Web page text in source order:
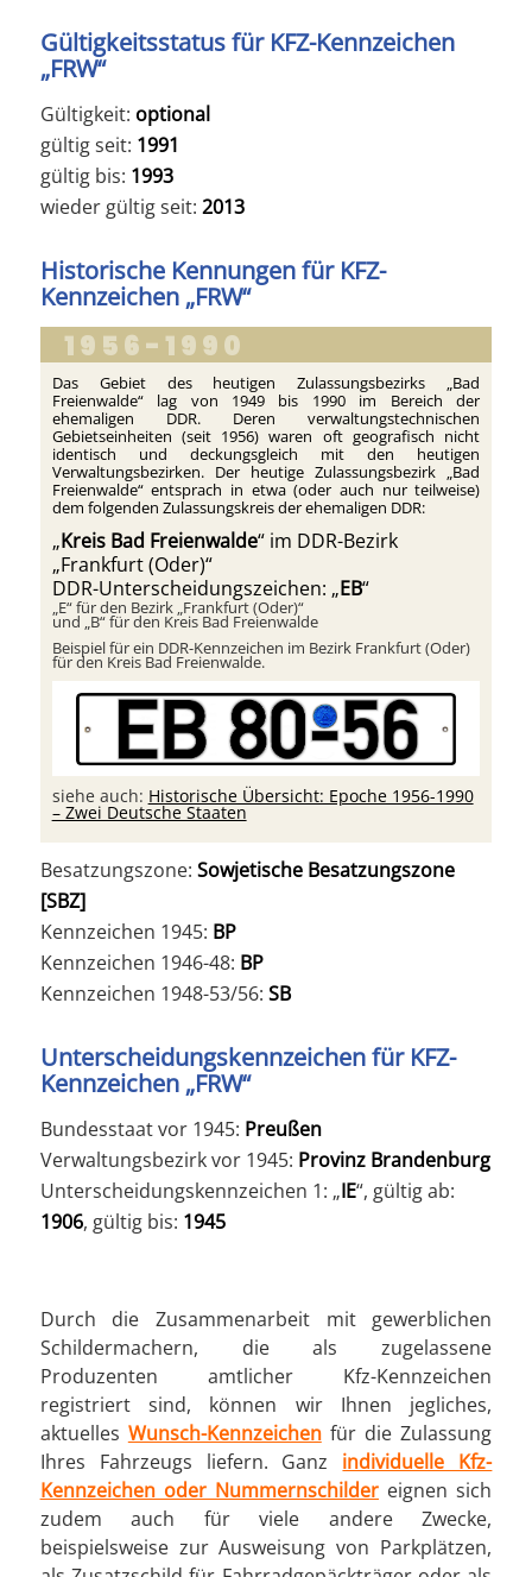
Gültigkeitsstatus für KFZ-Kennzeichen
„FRW“
Gültigkeit: optional
gültig seit: 1991
gültig bis: 1993
wieder gültig seit: 2013
Historische Kennungen für KFZ-
Kennzeichen „FRW“
1956-1990
Das Gebiet des heutigen Zulassungsbezirks „Bad
Freienwalde“ lag von 1949 bis 1990 im Bereich der
ehemaligen DDR. Deren verwaltungstechnischen
Gebietseinheiten (seit 1956) waren oft geografisch nicht
identisch und deckungsgleich mit den heutigen
Verwaltungsbezirken. Der heutige Zulassungsbezirk „Bad
Freienwalde“ entsprach in etwa (oder auch nur teilweise)
dem folgenden Zulassungskreis der ehemaligen DDR:
„Kreis Bad Freienwalde“ im DDR-Bezirk
„Frankfurt (Oder)“
DDR-Unterscheidungszeichen: „EB“
„E“ für den Bezirk „Frankfurt (Oder)“
und „B“ für den Kreis Bad Freienwalde
Beispiel für ein DDR-Kennzeichen im Bezirk Frankfurt (Oder)
für den Kreis Bad Freienwalde.
siehe auch: Historische Übersicht: Epoche 1956-1990
– Zwei Deutsche Staaten
Besatzungszone: Sowjetische Besatzungszone
[SBZ]
Kennzeichen 1945: BP
Kennzeichen 1946-48: BP
Kennzeichen 1948-53/56: SB
Unterscheidungskennzeichen für KFZ-
Kennzeichen „FRW“
Bundesstaat vor 1945: Preußen
Verwaltungsbezirk vor 1945: Provinz Brandenburg
Unterscheidungskennzeichen 1: „IE“, gültig ab:
1906, gültig bis: 1945
Durch die Zusammenarbeit mit gewerblichen
Schildermachern, die als zugelassene
Produzenten amtlicher Kfz-Kennzeichen
registriert sind, können wir Ihnen jegliches,
aktuelles Wunsch-Kennzeichenfür die Zulassung
Ihres Fahrzeugs liefern. Ganz individuelle Kfz-
Kennzeichen oder Nummernschilder eignen sich
zudem auch für viele andere Zwecke,
beispielsweise zur Ausweisung von Parkplätzen,